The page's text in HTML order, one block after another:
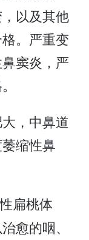
以及其他
。严重变
窦炎，严
，中鼻道
缩性鼻
扁桃体
愈的咽、